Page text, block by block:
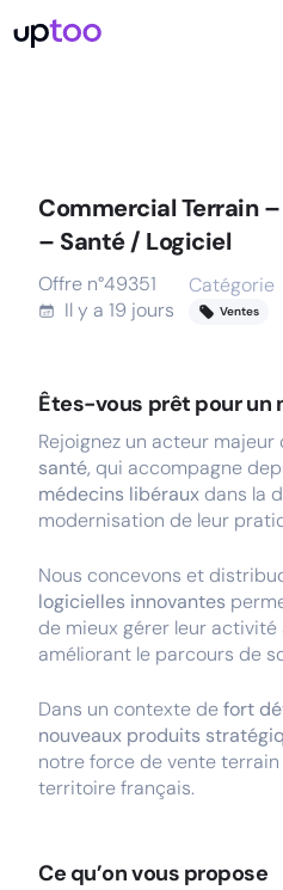
Commercial Terrain
– Santé / Logiciel
Offre n°49351
Il y a 19 jours
Catégorie
Ventes
Êtes-vous prêt pour un
Rejoignez un acteur majeur
santé, qui accompagne
médecins libéraux dans la
modernisation de leur
Nous concevons et
logicielles innovantes
de mieux gérer leur
améliorant le parcours de
Dans un contexte defort
nouveaux produits
notre force de vente terrain
territoire français.
Ce qu’on vous propose